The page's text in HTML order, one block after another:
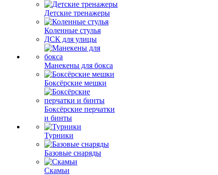
Детские тренажеры
Коленные стулья
ДСК для улицы
Манекены для бокса
Боксёрские мешки
Боксёрские перчатки
и бинты
Турники
Базовые снаряды
Скамьи